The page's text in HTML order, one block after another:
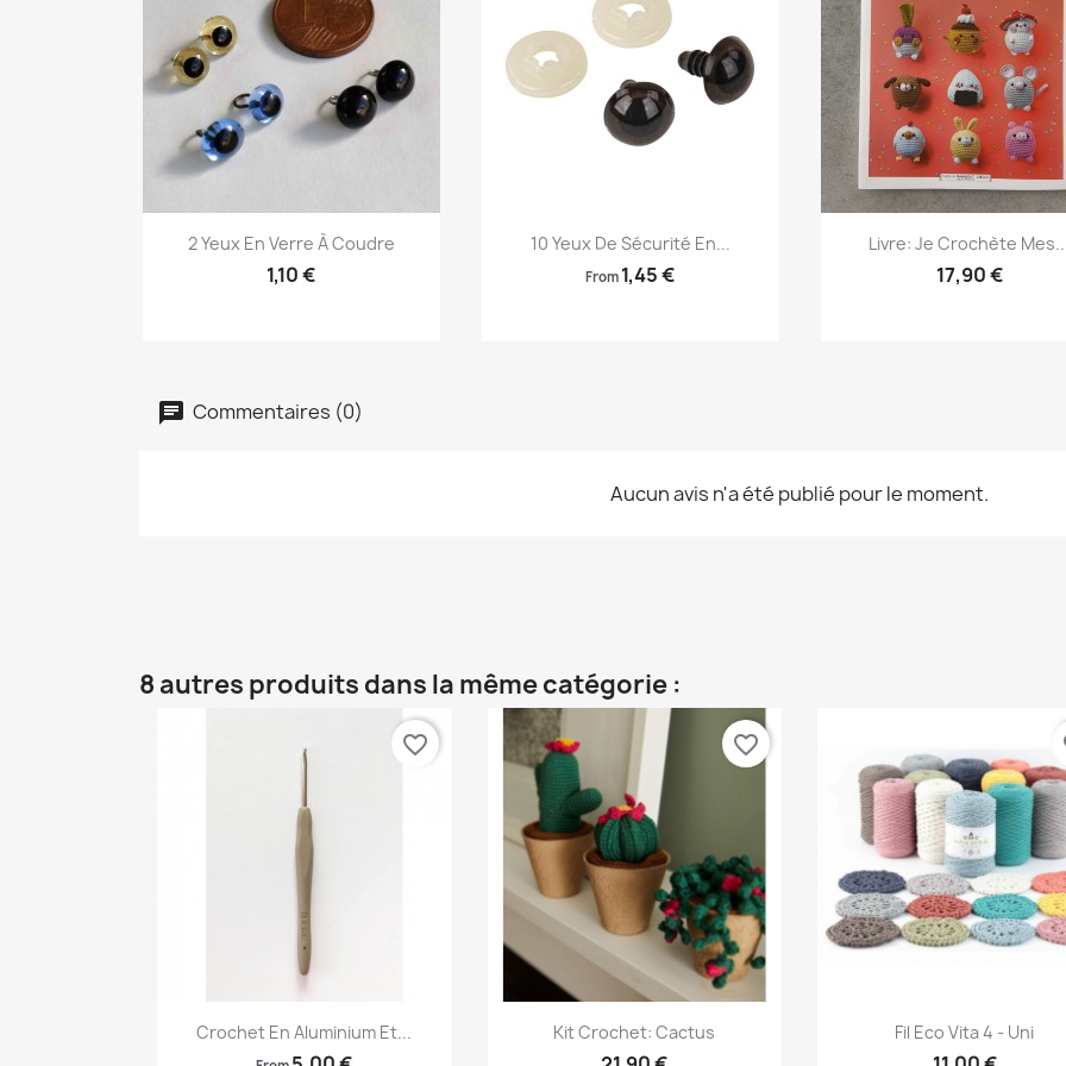
Aperçu rapide
2 Yeux En Verre À Coudre
1,10 €
Aperçu rapide
10 Yeux De Sécurité En...
From 1,45 €
 Aperçu rapide
Livre: Je Crochète
17,90 €
Commentaires (0)
Aucun avis n'a été publié pour le moment.
8 autres produits dans la même catégorie :
Aperçu rapide
Crochet En Aluminium Et...
favorite_border
Aperçu rapide
Kit Crochet: Cactus
favorite_border
 Aperçu rapide
Fil Eco Vita 4 - Uni